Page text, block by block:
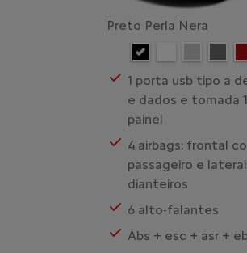
Preto Perla Nera
1 porta usb tipo a
e dados e tomada
painel
4 airbags: frontal
passageiro e
dianteiros
6 alto-falantes
Abs + esc + asr +